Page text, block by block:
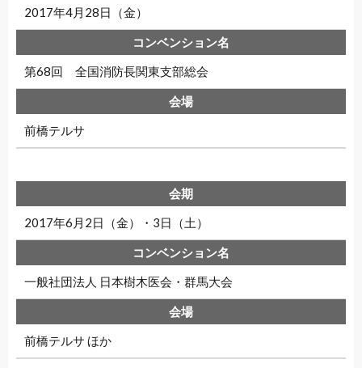
2017年4月28日（金）
第68回 全国消防長関東支部総会
前橋テルサ
2017年6月2日（金）・3日（土）
一般社団法人 日本樹木医会・群馬大会
前橋テルサ ほか